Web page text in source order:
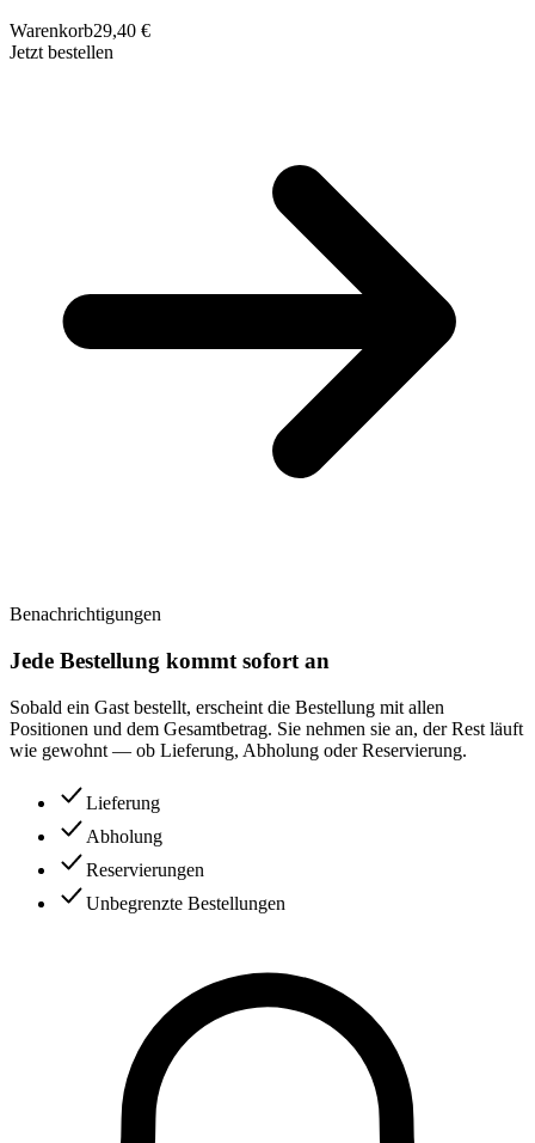
Warenkorb29,40 €
Jetzt bestellen
Benachrichtigungen
Jede Bestellung kommt sofort an
Sobald ein Gast bestellt, erscheint die Bestellung mit allen
Positionen und dem Gesamtbetrag. Sie nehmen sie an, der Rest läuft
wie gewohnt — ob Lieferung, Abholung oder Reservierung.
Lieferung
Abholung
Reservierungen
Unbegrenzte Bestellungen